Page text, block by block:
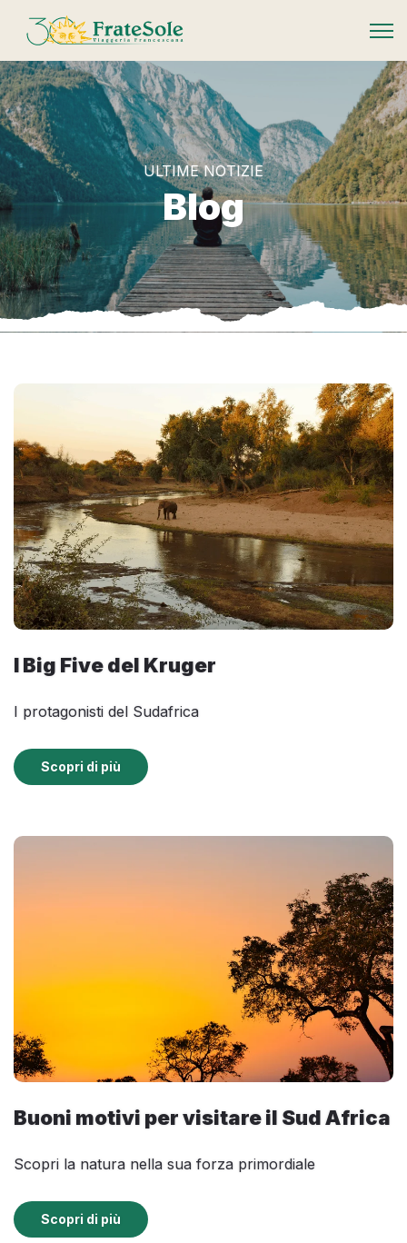
FrateSole Viaggeria Francescana
ULTIME NOTIZIE
Blog
I Big Five del Kruger
I protagonisti del Sudafrica
Scopri di più
Buoni motivi per visitare il Sud Africa
Scopri la natura nella sua forza primordiale
Scopri di più